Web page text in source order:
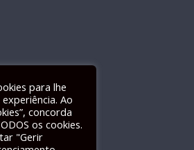
para lhe
Ao
concorda
os cookies.
"Gerir